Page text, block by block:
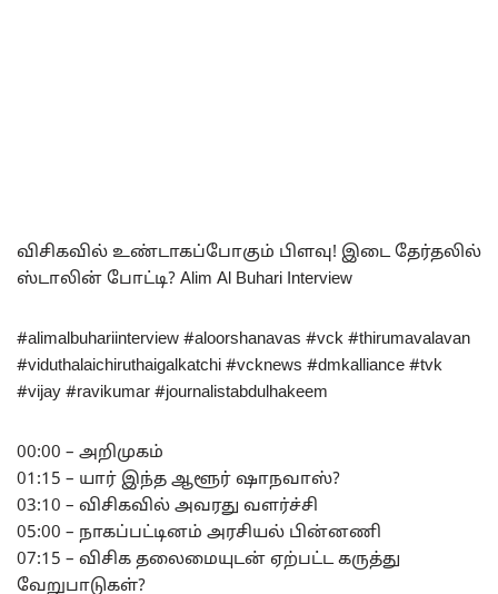
விசிகவில் உண்டாகப்போகும் பிளவு! இடை தேர்தலில்
ஸ்டாலின் போட்டி? Alim Al Buhari Interview
#alimalbuhariinterview #aloorshanavas #vck #thirumavalavan
#viduthalaichiruthaigalkatchi #vcknews #dmkalliance #tvk
#vijay #ravikumar #journalistabdulhakeem
00:00 – அறிமுகம்
01:15 – யார் இந்த ஆளூர் ஷாநவாஸ்?
03:10 – விசிகவில் அவரது வளர்ச்சி
05:00 – நாகப்பட்டினம் அரசியல் பின்னணி
07:15 – விசிக தலைமையுடன் ஏற்பட்ட கருத்து
வேறுபாடுகள்?